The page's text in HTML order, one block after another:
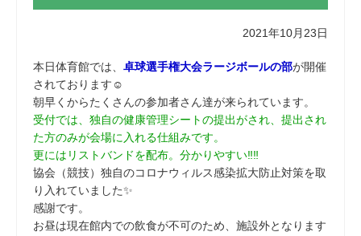
2021年10月23日
本日体育館では、 卓球選手権大会ラージボールの部が開催
されております☺
朝早くからたくさんの参加者さん達が来られています。
受付では、独自の健康管理シートの提出がされ、提出され
た方のみが会場に入れる仕組みです。
更にはリストバンドを配布。分かりやすい‼‼
協会（競技）独自のコロナウィルス感染拡大防止対策を取
り入れていました✨
感謝です。
お昼は現在館内での飲食が不可のため、施設外となります